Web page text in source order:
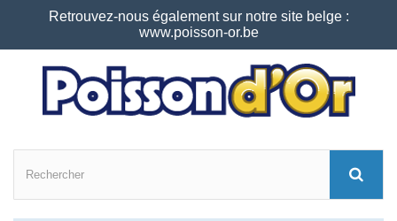
Retrouvez-nous également sur notre site belge :
www.poisson-or.be